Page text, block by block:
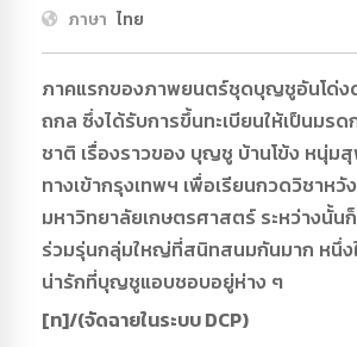
ภาษา ไทย
ภาคแรกของภาพยนตร์ชุดบุญชูอันโด่
ถกล ซึ่งได้รับการขึ้นทะเบียนให้เป็นมร
ชาติ เรื่องราวของ บุญชู บ้านโข้ง หนุ่
ทางเข้ากรุงเทพฯ เพื่อเรียนกวดวิชาหวั
มหาวิทยาลัยเกษตรศาสตร์ ระหว่างนั้น
ร่วมรุ่นกลุ่มใหญ่ที่สนิทสนมกันมาก หนึ่ง
น่ารักที่บุญชูแอบชอบอยู่ห่าง ๆ
[ท]/(จัดฉายในระบบ DCP)